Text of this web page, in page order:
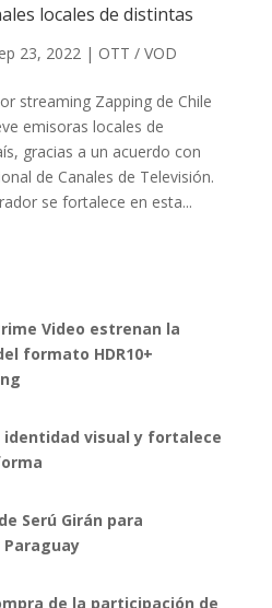
locales de distintas
23, 2022| OTT / VOD
streaming Zapping de Chile
emisoras locales de
gracias a un acuerdo con
de Canales de Televisión.
se fortalece en esta...
Video estrenan la
formato HDR10+
identidad visual y fortalece
Serú Girán para
de la participación de